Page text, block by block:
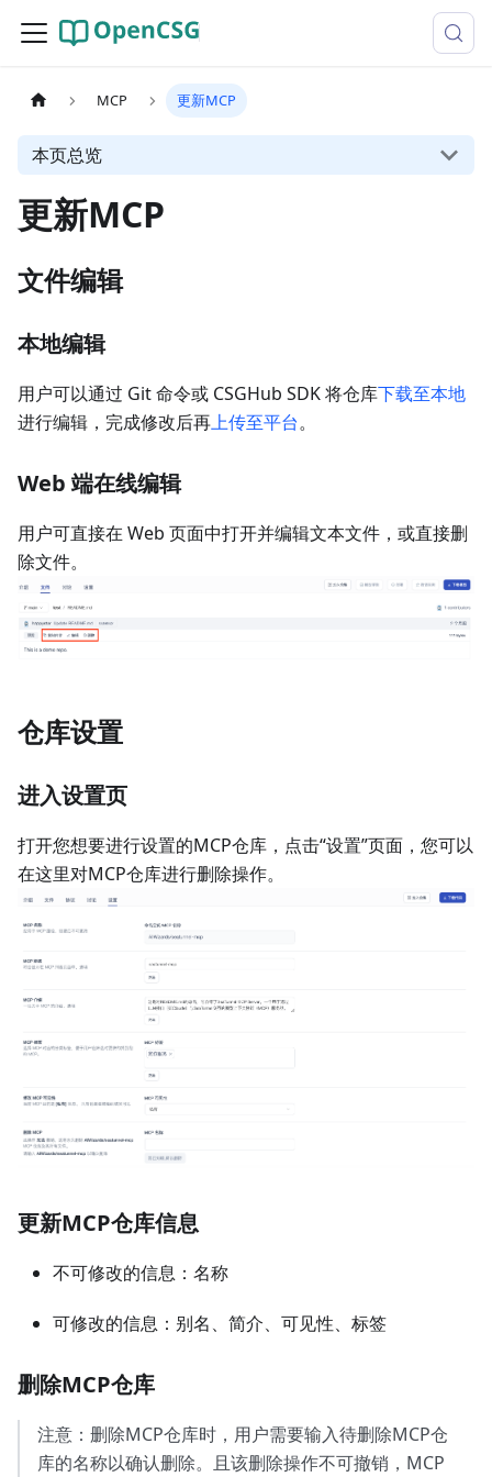
MCP 更新MCP
本页总览
更新MCP
文件编辑
本地编辑
用户可以通过 Git 命令或 CSGHub SDK 将仓库下载至本地
进行编辑，完成修改后再上传至平台。
Web 端在线编辑
用户可直接在 Web 页面中打开并编辑文本文件，或直接删
除文件。
仓库设置
进入设置页
打开您想要进行设置的MCP仓库，点击“设置”页面，您可以
在这里对MCP仓库进行删除操作。
更新MCP仓库信息
不可修改的信息：名称
可修改的信息：别名、简介、可见性、标签
删除MCP仓库
注意：删除MCP仓库时，用户需要输入待删除MCP仓
库的名称以确认删除。且该删除操作不可撤销，MCP